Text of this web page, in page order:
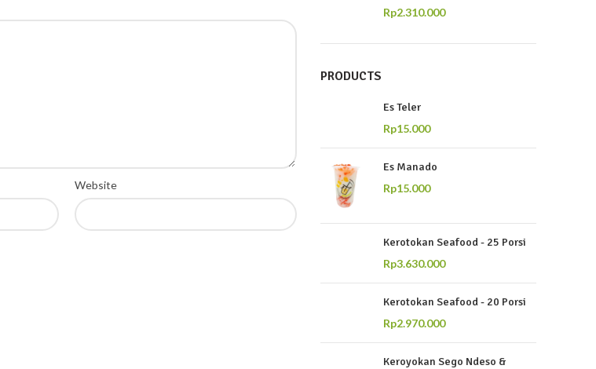
Website
Rp2.310.000
PRODUCTS
Es Teler
Rp15.000
Es Manado
Rp15.000
Kerotokan Seafood - 25 Porsi
Rp3.630.000
Kerotokan Seafood - 20 Porsi
Rp2.970.000
Keroyokan Sego Ndeso &